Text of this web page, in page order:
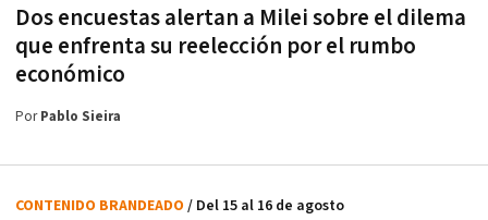
Dos encuestas alertan a Milei sobre el dilema
que enfrenta su reelección por el rumbo
económico
PorPablo Sieira
CONTENIDO BRANDEADO / Del 15 al 16 de agosto